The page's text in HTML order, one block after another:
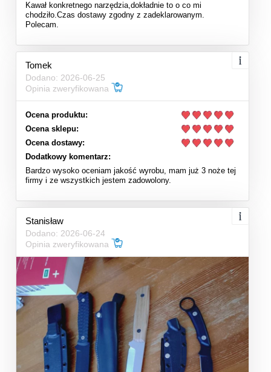
Kawał konkretnego narzędzia,dokładnie to o co mi
chodziło.Czas dostawy zgodny z zadeklarowanym.
Polecam.
Tomek
Dodano: 2026-06-25
Opinia zweryfikowana
Ocena produktu:
Ocena sklepu:
Ocena dostawy:
Dodatkowy komentarz:
Bardzo wysoko oceniam jakość wyrobu, mam już 3 noże tej
firmy i ze wszystkich jestem zadowolony.
Stanisław
Dodano: 2026-06-24
Opinia zweryfikowana